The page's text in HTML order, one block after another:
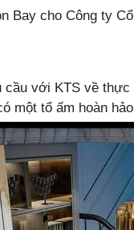
Bay cho Công ty
với KTS về
một tổ ấm hoàn